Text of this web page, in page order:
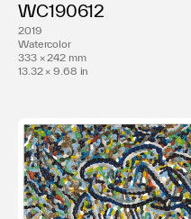
Art Collaboration
GALLERY
Multiple Art Days |
｢
｢MIKADO2｣ | 瑞
｢HELLO
AISHONANZUKA 香港
ART OSAKA 2021
｢コンテンポラリー
2019
Watercolor
333 × 242 mm
13.32 × 9.68 in
WC190612